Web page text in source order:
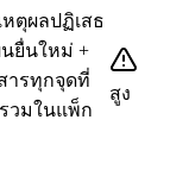
หตุผลปฏิเสธ
นยื่นใหม่ +
ารทุกจุดที่
วมในแพ็ก
สูง